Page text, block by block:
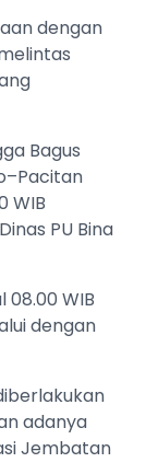
dengan
Bagus
WIB
PU Bina
08.00 WIB
dengan
adanya
Jembatan